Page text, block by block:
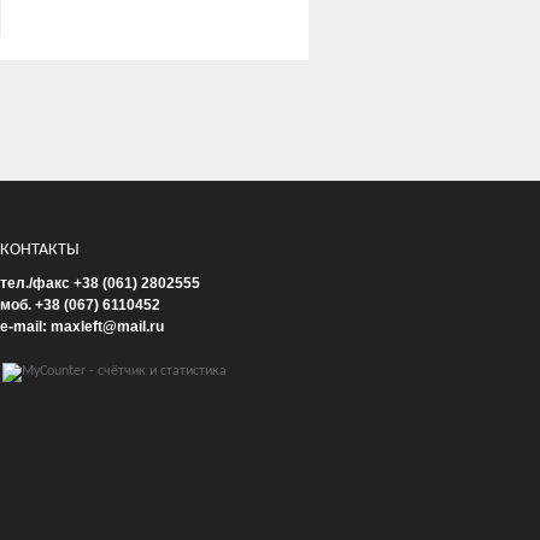
КОНТАКТЫ
тел./факс +38 (061) 2802555
моб. +38 (067) 6110452
e-mail: maxleft@mail.ru